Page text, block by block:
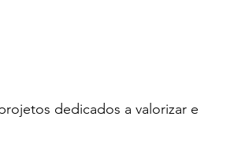
dedicados a valorizar e